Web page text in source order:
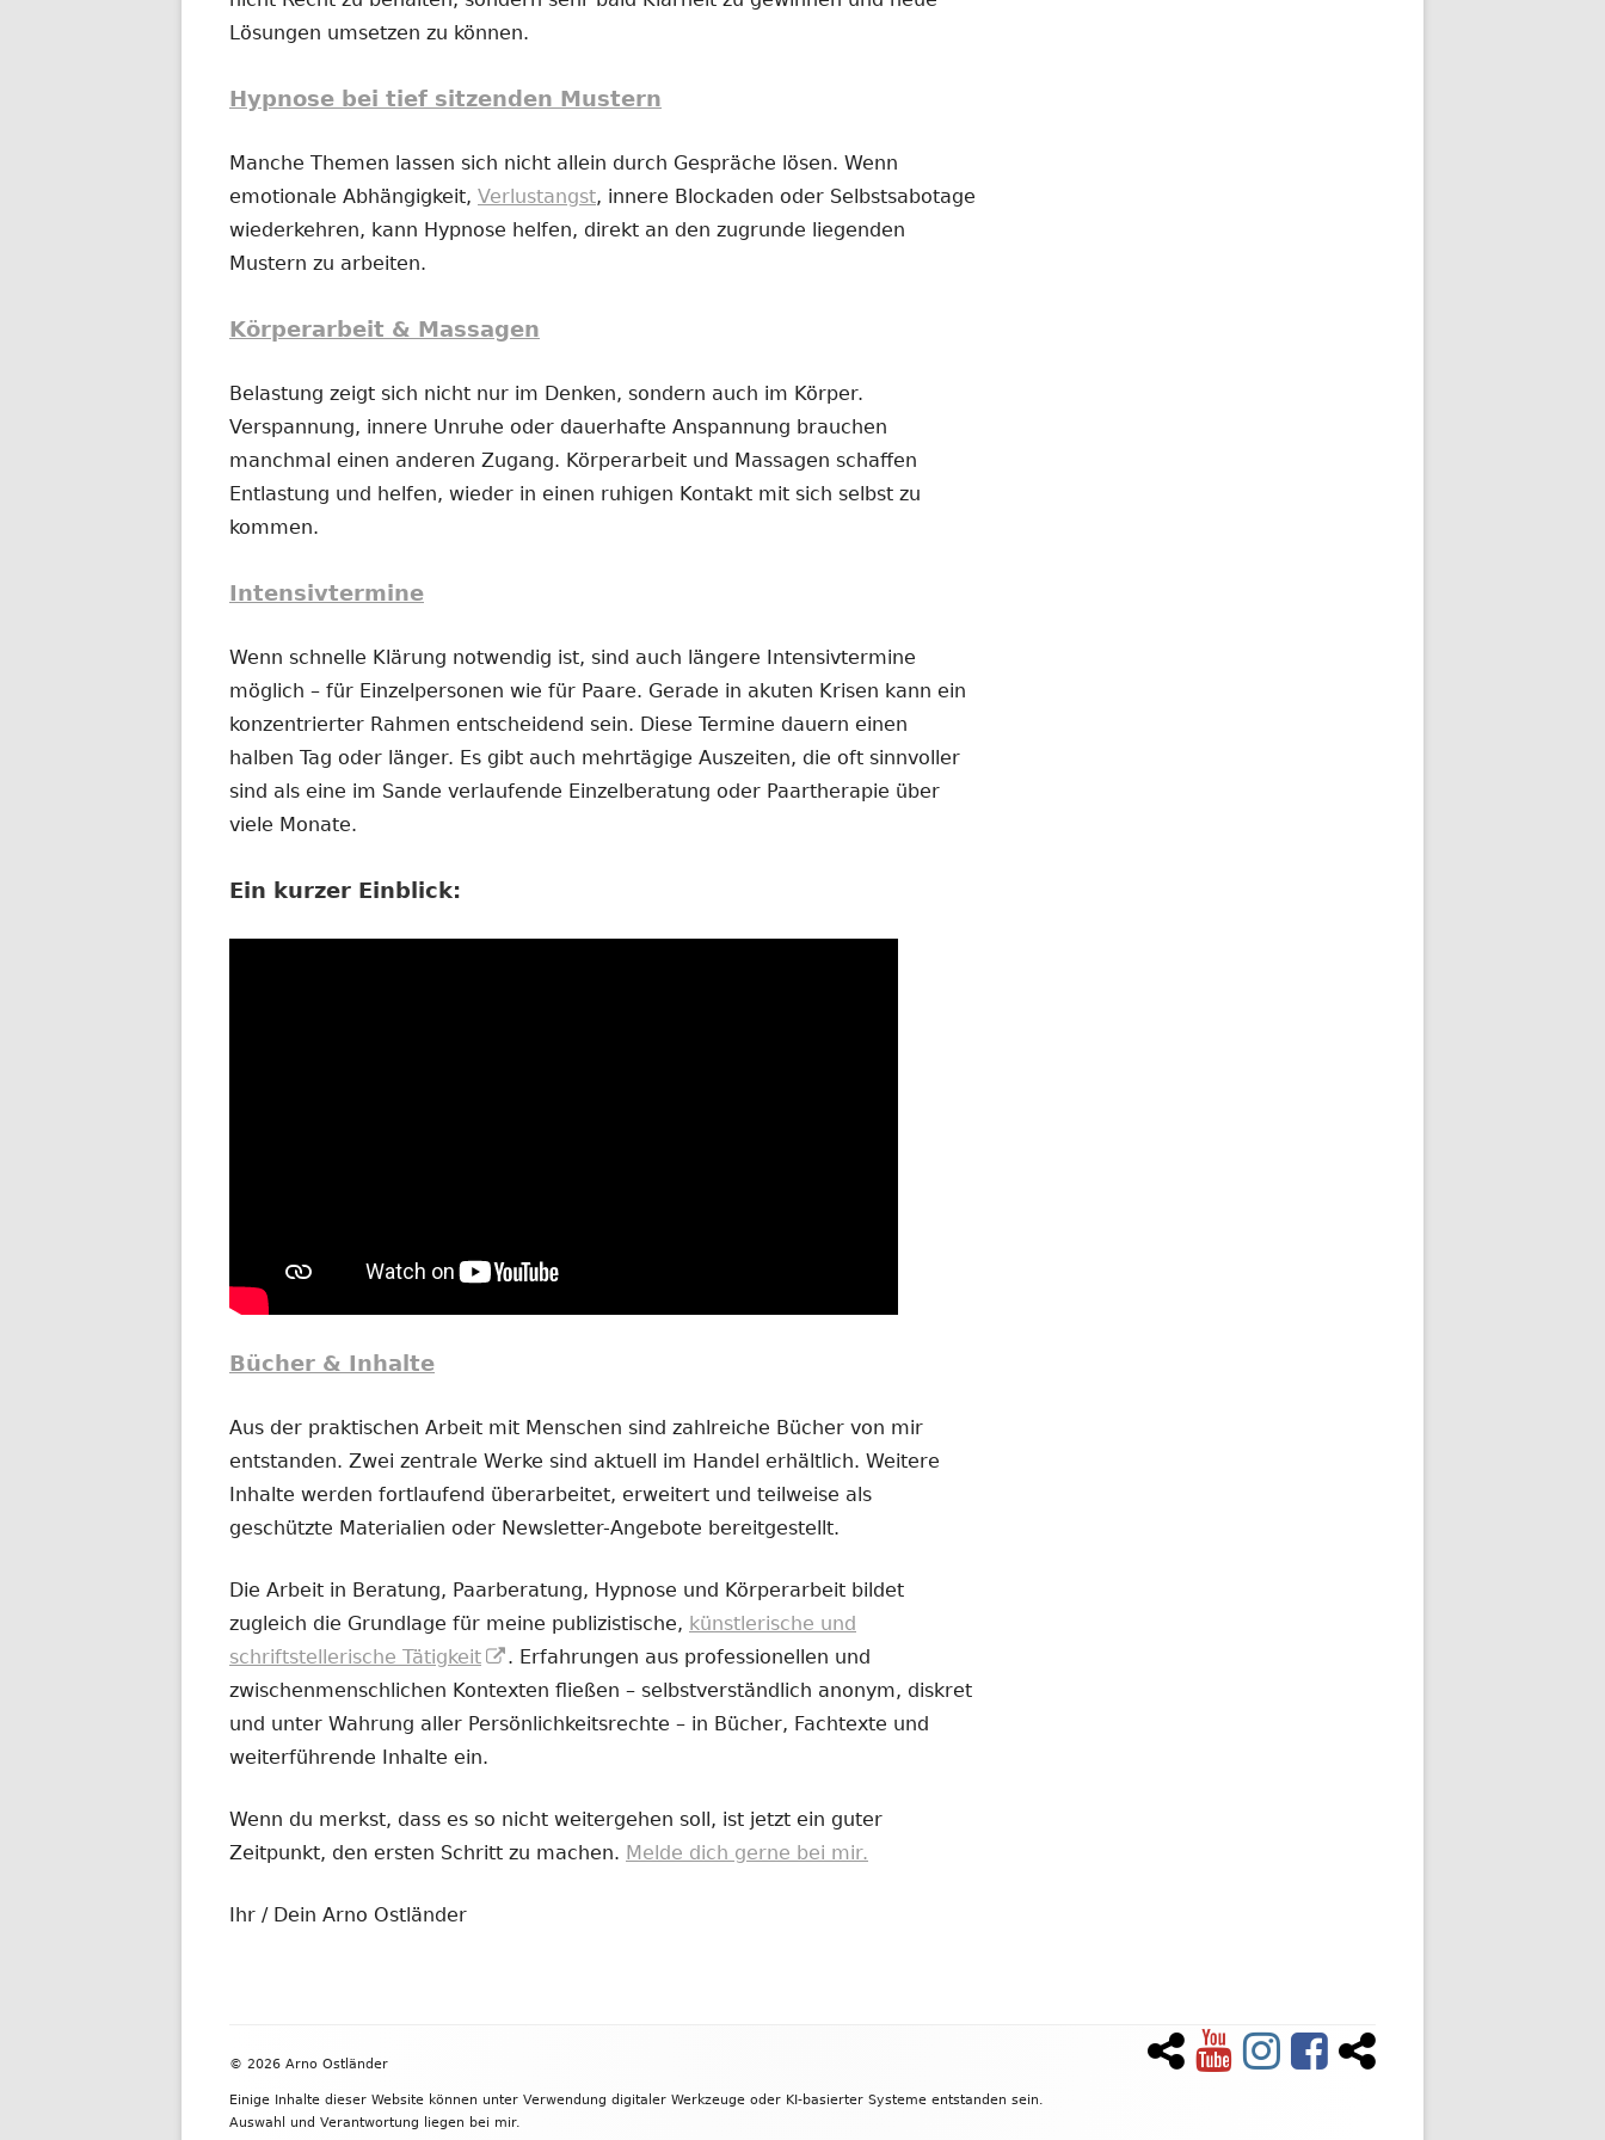
Lösungen umsetzen zu können.
Hypnose bei tief sitzenden Mustern
Manche Themen lassen sich nicht allein durch Gespräche lösen. Wenn
emotionale Abhängigkeit, Verlustangst, innere Blockaden oder Selbstsabotage
wiederkehren, kann Hypnose helfen, direkt an den zugrunde liegenden
Mustern zu arbeiten.
Körperarbeit & Massagen
Belastung zeigt sich nicht nur im Denken, sondern auch im Körper.
Verspannung, innere Unruhe oder dauerhafte Anspannung brauchen
manchmal einen anderen Zugang. Körperarbeit und Massagen schaffen
Entlastung und helfen, wieder in einen ruhigen Kontakt mit sich selbst zu
kommen.
Intensivtermine
Wenn schnelle Klärung notwendig ist, sind auch längere Intensivtermine
möglich – für Einzelpersonen wie für Paare. Gerade in akuten Krisen kann ein
konzentrierter Rahmen entscheidend sein. Diese Termine dauern einen
halben Tag oder länger. Es gibt auch mehrtägige Auszeiten, die oft sinnvoller
sind als eine im Sande verlaufende Einzelberatung oder Paartherapie über
viele Monate.
Ein kurzer Einblick:
Bücher & Inhalte
Aus der praktischen Arbeit mit Menschen sind zahlreiche Bücher von mir
entstanden. Zwei zentrale Werke sind aktuell im Handel erhältlich. Weitere
Inhalte werden fortlaufend überarbeitet, erweitert und teilweise als
geschützte Materialien oder Newsletter-Angebote bereitgestellt.
Die Arbeit in Beratung, Paarberatung, Hypnose und Körperarbeit bildet
zugleich die Grundlage für meine publizistische, künstlerische und
schriftstellerische Tätigkeit
In
neuem
Fenster
. Erfahrungen aus professionellen und
zwischenmenschlichen Kontexten fließen – selbstverständlich anonym, diskret
und unter Wahrung aller Persönlichkeitsrechte – in Bücher, Fachtexte und
weiterführende Inhalte ein.
Wenn du merkst, dass es so nicht weitergehen soll, ist jetzt ein guter
Zeitpunkt, den ersten Schritt zu machen. Melde dich gerne bei mir.
Ihr / Dein Arno Ostländer
Inhalt
© 2026 Arno Ostländer
Einige Inhalte dieser Website können unter Verwendung digitaler Werkzeuge oder KI-basierter Systeme entstanden sein.
Auswahl und Verantwortung liegen bei mir.
NewsletterYouTubeInstagramFacebookTiktok